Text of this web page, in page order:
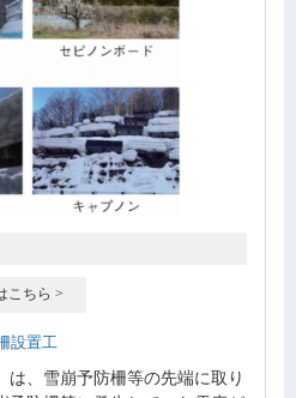
こちら >
設置工
は、雪崩予防柵等の先端に取り